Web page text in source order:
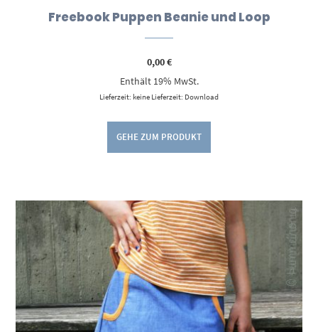
Freebook Puppen Beanie und Loop
0,00€
Enthält 19% MwSt.
Lieferzeit: keine Lieferzeit: Download
GEHE ZUM PRODUKT